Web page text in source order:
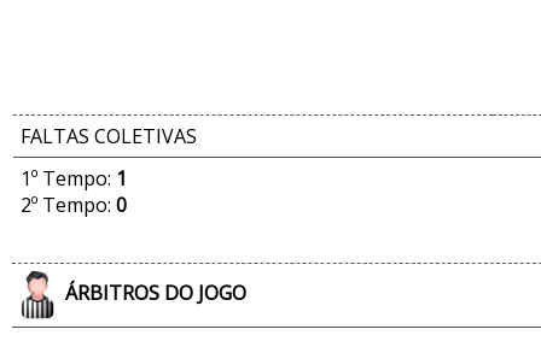
FALTAS COLETIVAS
1º Tempo: 1
2º Tempo: 0
ÁRBITROS DO JOGO